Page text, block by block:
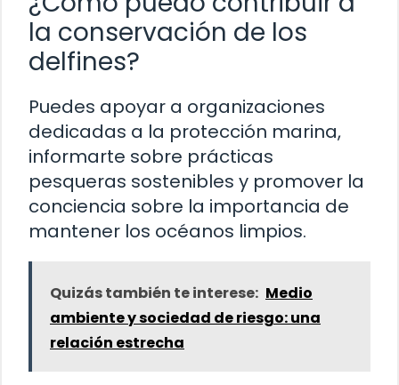
la conservación de los
delfines?
Puedes apoyar a organizaciones
dedicadas a la protección marina,
informarte sobre prácticas
pesqueras sostenibles y promover la
conciencia sobre la importancia de
mantener los océanos limpios.
Quizás también te interese: Medio
ambiente y sociedad de riesgo: una
relación estrecha